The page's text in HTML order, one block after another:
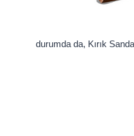
durumda da, Kırık